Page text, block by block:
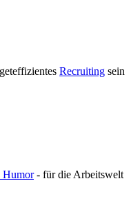
Recruiting sein
Humor- für die Arbeitswelt